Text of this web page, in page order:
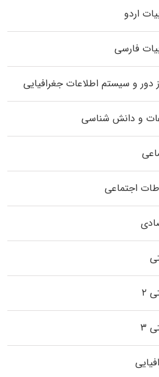
اردو
فارسی
و سیستم اطلاعات جغرافیایی
و دانش شناسی
اجتماعی
۲
۳